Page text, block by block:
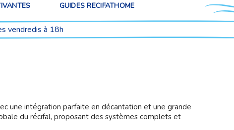
GUIDES RECIFATHOME
vendredis à 18h
une intégration parfaite en décantation et une grande
du récifal, proposant des systèmes complets et